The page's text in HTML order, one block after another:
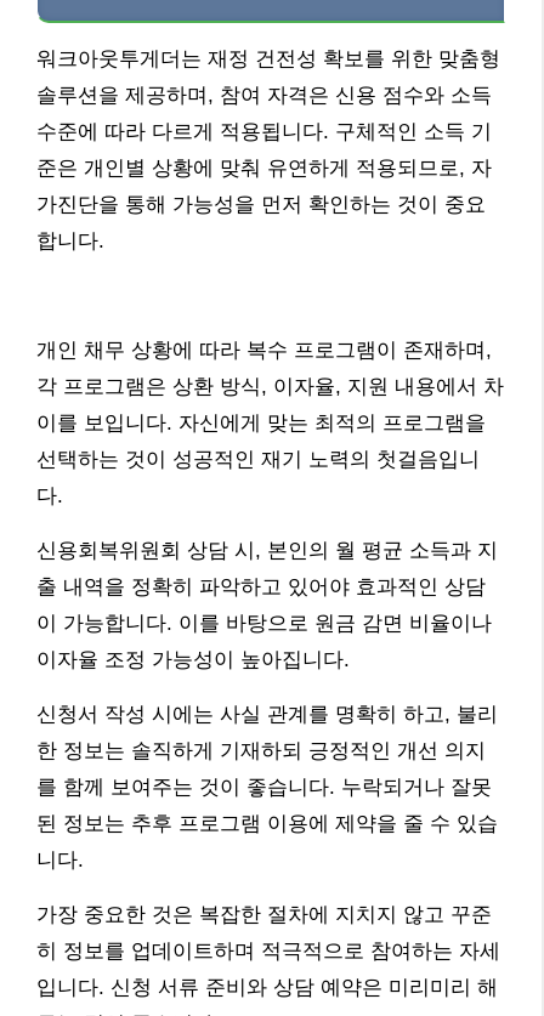
워크아웃투게더는 재정 건전성 확보를 위한 맞춤형
솔루션을 제공하며, 참여 자격은 신용 점수와 소득
수준에 따라 다르게 적용됩니다. 구체적인 소득 기
준은 개인별 상황에 맞춰 유연하게 적용되므로, 자
가진단을 통해 가능성을 먼저 확인하는 것이 중요
합니다.
개인 채무 상황에 따라 복수 프로그램이 존재하며,
각 프로그램은 상환 방식, 이자율, 지원 내용에서 차
이를 보입니다. 자신에게 맞는 최적의 프로그램을
선택하는 것이 성공적인 재기 노력의 첫걸음입니
다.
신용회복위원회 상담 시, 본인의 월 평균 소득과 지
출 내역을 정확히 파악하고 있어야 효과적인 상담
이 가능합니다. 이를 바탕으로 원금 감면 비율이나
이자율 조정 가능성이 높아집니다.
신청서 작성 시에는 사실 관계를 명확히 하고, 불리
한 정보는 솔직하게 기재하되 긍정적인 개선 의지
를 함께 보여주는 것이 좋습니다. 누락되거나 잘못
된 정보는 추후 프로그램 이용에 제약을 줄 수 있습
니다.
가장 중요한 것은 복잡한 절차에 지치지 않고 꾸준
히 정보를 업데이트하며 적극적으로 참여하는 자세
입니다. 신청 서류 준비와 상담 예약은 미리미리 해